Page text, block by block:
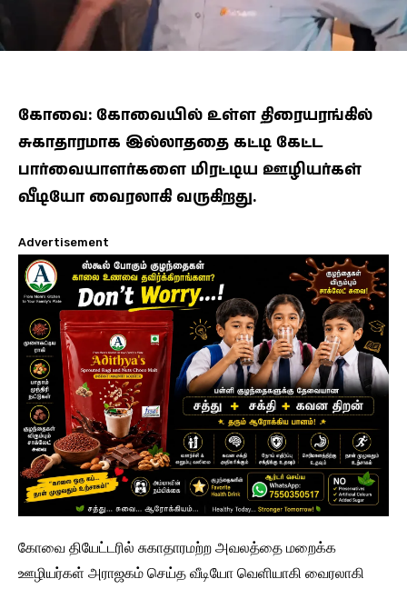
கோவை: கோவையில் உள்ள திரையரங்கில்
சுகாதாரமாக இல்லாததை கட்டி கேட்ட
பார்வையாளர்களை மிரட்டிய ஊழியர்கள்
வீடியோ வைரலாகி வருகிறது.
Advertisement
கோவை தியேட்டரில் சுகாதாரமற்ற அவலத்தை மறைக்க
ஊழியர்கள் அராஜகம் செய்த வீடியோ வெளியாகி வைரலாகி